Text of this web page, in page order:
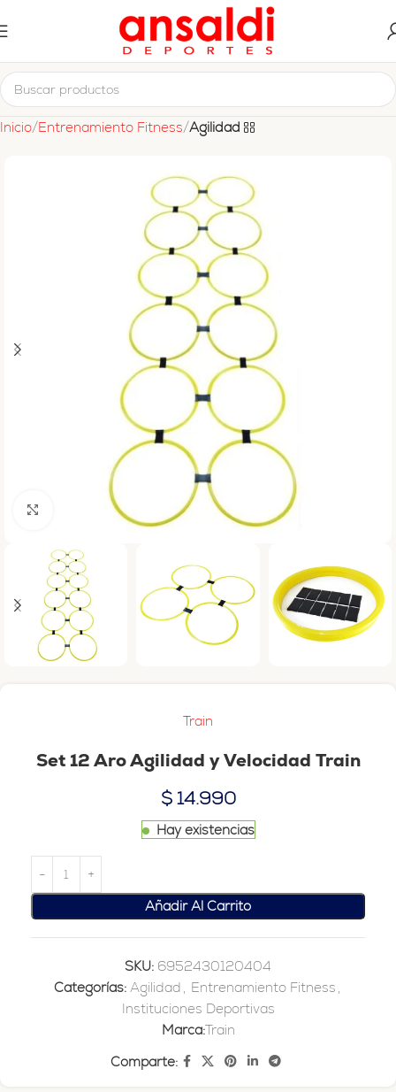
Inicio Entrenamiento Fitness Agilidad
Haga clic para ampliar
Train
Set 12 Aro Agilidad y Velocidad Train
$14.990
Hay existencias
Añadir Al Carrito
SKU: 6952430120404
Categorías: Agilidad , Entrenamiento Fitness ,
Instituciones Deportivas
Marca:Train
Comparte: